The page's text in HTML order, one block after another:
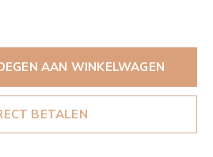
AAN WINKELWAGEN
BETALEN